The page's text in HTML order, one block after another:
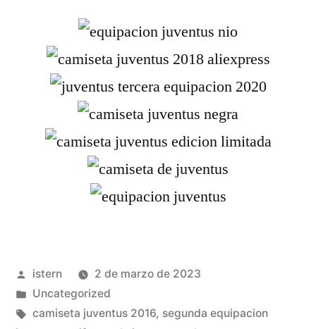
Publicado
por
istern
2 de marzo de 2023
Publicado
en
Uncategorized
Etiquetas:
camiseta juventus 2016, segunda equipacion